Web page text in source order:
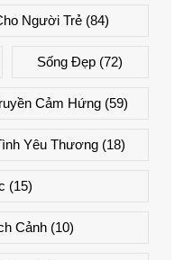
Người Trẻ (84)
Sống Đẹp (72)
Cảm Hứng(59)
Yêu Thương(18)
(15)
Cảnh (10)